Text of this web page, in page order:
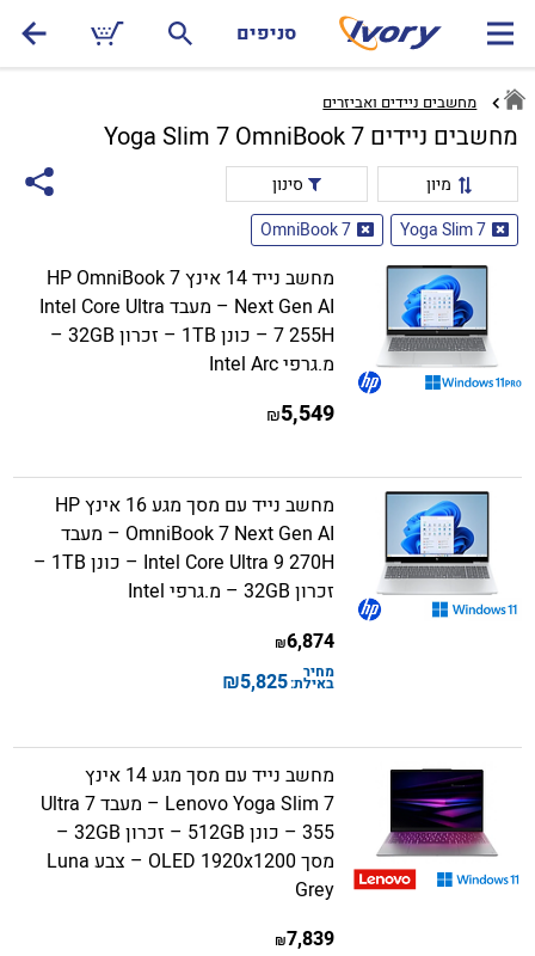
סניפים
מחשבים ניידים ואביזרים
מחשבים ניידים Yoga Slim 7 OmniBook 7
מיון
סינון
Yoga Slim 7
OmniBook 7
מחשב נייד 14 אינץ HP OmniBook 7
Next Gen AI – מעבד Intel Core Ultra
7 255H – כונן 1TB – זכרון 32GB –
מ.גרפי Intel Arc
5,549
₪
מחשב נייד עם מסך מגע 16 אינץ HP
OmniBook 7 Next Gen AI – מעבד
Intel Core Ultra 9 270H – כונן 1TB –
זכרון 32GB – מ.גרפי Intel
6,874
₪
מחיר
באילת:5,825
₪
מחשב נייד עם מסך מגע 14 אינץ
Lenovo Yoga Slim 7 – מעבד Ultra 7
355 – כונן 512GB – זכרון 32GB –
מסך OLED 1920x1200 – צבע Luna
Grey
7,839
₪